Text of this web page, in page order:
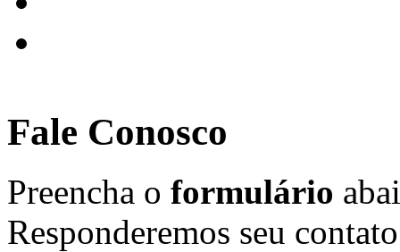
Fale Conosco
Preencha o formulário
Responderemos seu